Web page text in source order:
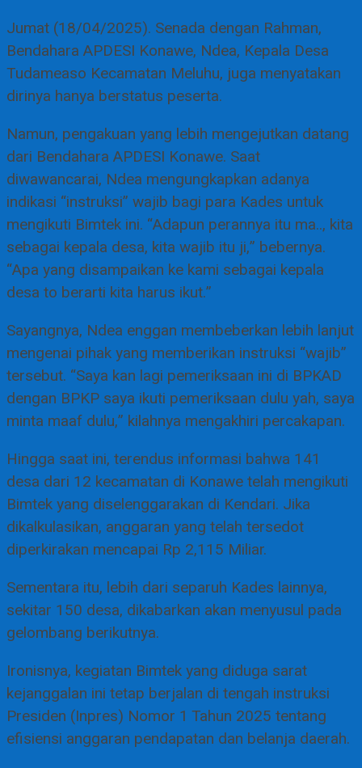
Jumat (18/04/2025). Senada dengan Rahman,
Bendahara APDESI Konawe, Ndea, Kepala Desa
Tudameaso Kecamatan Meluhu, juga menyatakan
dirinya hanya berstatus peserta.
Namun, pengakuan yang lebih mengejutkan datang
dari Bendahara APDESI Konawe. Saat
diwawancarai, Ndea mengungkapkan adanya
indikasi “instruksi” wajib bagi para Kades untuk
mengikuti Bimtek ini. “Adapun perannya itu ma.., kita
sebagai kepala desa, kita wajib itu ji,” bebernya.
“Apa yang disampaikan ke kami sebagai kepala
desa to berarti kita harus ikut.”
Sayangnya, Ndea enggan membeberkan lebih lanjut
mengenai pihak yang memberikan instruksi “wajib”
tersebut. “Saya kan lagi pemeriksaan ini di BPKAD
dengan BPKP saya ikuti pemeriksaan dulu yah, saya
minta maaf dulu,” kilahnya mengakhiri percakapan.
Hingga saat ini, terendus informasi bahwa 141
desa dari 12 kecamatan di Konawe telah mengikuti
Bimtek yang diselenggarakan di Kendari. Jika
dikalkulasikan, anggaran yang telah tersedot
diperkirakan mencapai Rp 2,115 Miliar.
Sementara itu, lebih dari separuh Kades lainnya,
sekitar 150 desa, dikabarkan akan menyusul pada
gelombang berikutnya.
Ironisnya, kegiatan Bimtek yang diduga sarat
kejanggalan ini tetap berjalan di tengah instruksi
Presiden (Inpres) Nomor 1 Tahun 2025 tentang
efisiensi anggaran pendapatan dan belanja daerah.